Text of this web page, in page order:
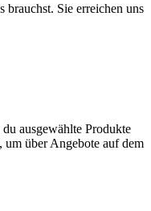
Sie erreichen uns
ausgewählte Produkte
über Angebote auf dem